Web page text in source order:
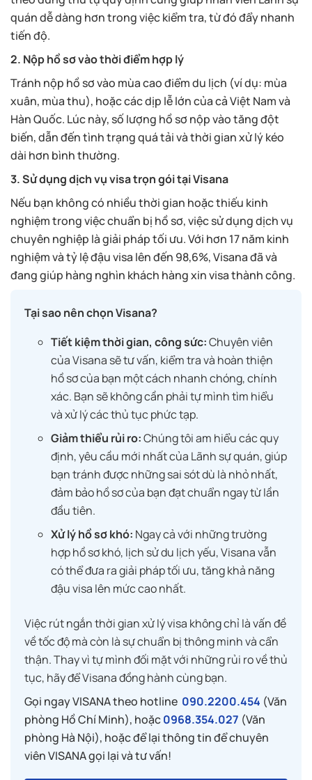
quán dễ dàng hơn trong việc kiểm tra, từ đó đẩy nhanh
tiến độ.
2. Nộp hồ sơ vào thời điểm hợp lý
Tránh nộp hồ sơ vào mùa cao điểm du lịch (ví dụ: mùa
xuân, mùa thu), hoặc các dịp lễ lớn của cả Việt Nam và
Hàn Quốc. Lúc này, số lượng hồ sơ nộp vào tăng đột
biến, dẫn đến tình trạng quá tải và thời gian xử lý kéo
dài hơn bình thường.
3.Sử dụng dịch vụ visa trọn gói tại Visana
Nếu bạn không có nhiều thời gian hoặc thiếu kinh
nghiệm trong việc chuẩn bị hồ sơ, việc sử dụng dịch vụ
chuyên nghiệp là giải pháp tối ưu. Với hơn 17 năm kinh
nghiệm và tỷ lệ đậu visa lên đến 98,6%, Visana đã và
đang giúp hàng nghìn khách hàng xin visa thành công.
Tại sao nên chọn Visana?
Tiết kiệm thời gian, công sức:Chuyên viên
của Visana sẽ tư vấn, kiểm tra và hoàn thiện
hồ sơ của bạn một cách nhanh chóng, chính
xác. Bạn sẽ không cần phải tự mình tìm hiểu
và xử lý các thủ tục phức tạp.
Giảm thiểu rủi ro:Chúng tôi am hiểu các quy
định, yêu cầu mới nhất của Lãnh sự quán, giúp
bạn tránh được những sai sót dù là nhỏ nhất,
đảm bảo hồ sơ của bạn đạt chuẩn ngay từ lần
đầu tiên.
Xử lý hồ sơ khó: Ngay cả với những trường
hợp hồ sơ khó, lịch sử du lịch yếu, Visana vẫn
có thể đưa ra giải pháp tối ưu, tăng khả năng
đậu visa lên mức cao nhất.
Việc rút ngắn thời gian xử lý visa không chỉ là vấn đề
về tốc độ mà còn là sự chuẩn bị thông minh và cẩn
thận. Thay vì tự mình đối mặt với những rủi ro về thủ
tục, hãy để Visana đồng hành cùng bạn.
Gọi ngay VISANA theo hotline 090.2200.454 (Văn
phòng Hồ Chí Minh), hoặc0968.354.027 (Văn
phòng Hà Nội), hoặc để lại thông tin để chuyên
viên VISANA gọi lại và tư vấn!